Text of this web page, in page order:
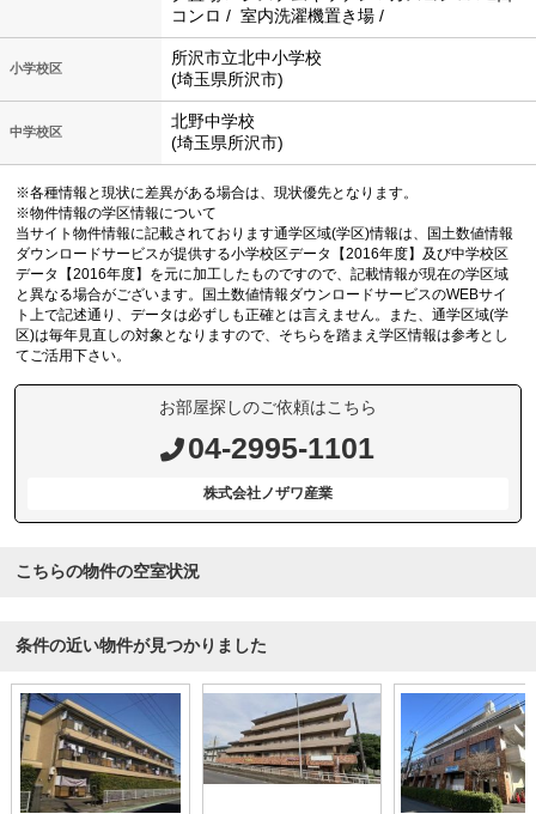
コンロ / 室内洗濯機置き場 /
小学校区
所沢市立北中小学校
(埼玉県所沢市)
中学校区
北野中学校
(埼玉県所沢市)
※各種情報と現状に差異がある場合は、現状優先となります。
※物件情報の学区情報について
当サイト物件情報に記載されております通学区域(学区)情報は、国土数値情報
ダウンロードサービスが提供する小学校区データ【2016年度】及び中学校区
データ【2016年度】を元に加工したものですので、記載情報が現在の学区域
と異なる場合がございます。国土数値情報ダウンロードサービスのWEBサイ
ト上で記述通り、データは必ずしも正確とは言えません。また、通学区域(学
区)は毎年見直しの対象となりますので、そちらを踏まえ学区情報は参考とし
てご活用下さい。
お部屋探しのご依頼はこちら
04-2995-1101
株式会社ノザワ産業
こちらの物件の空室状況
条件の近い物件が見つかりました